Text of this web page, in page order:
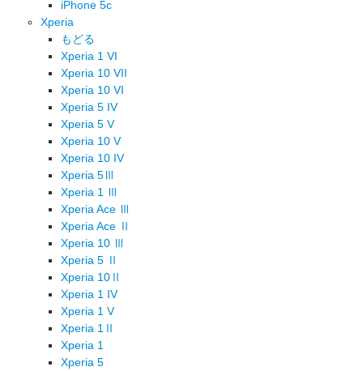
iPhone 5c
Xperia
もどる
Xperia 1 VI
Xperia 10 VII
Xperia 10 VI
Xperia 5 IV
Xperia 5 V
Xperia 10 V
Xperia 10 IV
Xperia 5Ⅲ
Xperia 1 Ⅲ
Xperia Ace Ⅲ
Xperia Ace Ⅱ
Xperia 10 Ⅲ
Xperia 5 Ⅱ
Xperia 10Ⅱ
Xperia 1 IV
Xperia 1 V
Xperia 1Ⅱ
Xperia 1
Xperia 5